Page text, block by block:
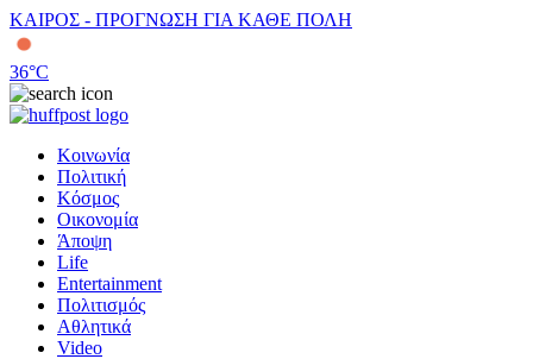
ΚΑΙΡΟΣ - ΠΡΟΓΝΩΣΗ ΓΙΑ ΚΑΘΕ ΠΟΛΗ
36°C
Κοινωνία
Πολιτική
Κόσμος
Οικονομία
Άποψη
Life
Entertainment
Πολιτισμός
Αθλητικά
Video